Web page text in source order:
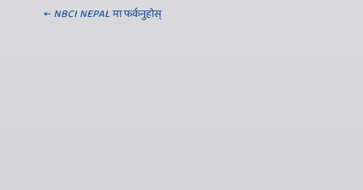
←NBCI NEPALमा फर्कनुहोस्